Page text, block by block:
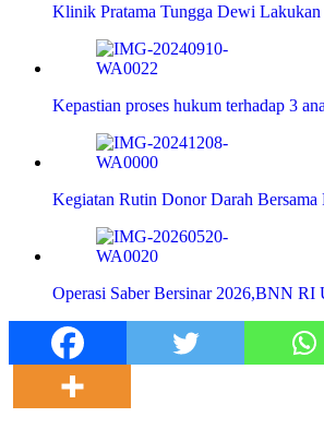
Klinik Pratama Tungga Dewi
Kepastian proses hukum terhadap 3
Kegiatan Rutin Donor Darah
Operasi Saber Bersinar 2026,BNN